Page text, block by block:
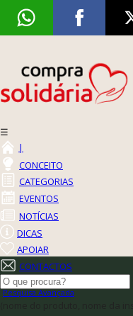
☰
|
CONCEITO
CATEGORIAS
EVENTOS
NOTÍCIAS
DICAS
APOIAR
CONTACTOS
Pesquisa Avançada